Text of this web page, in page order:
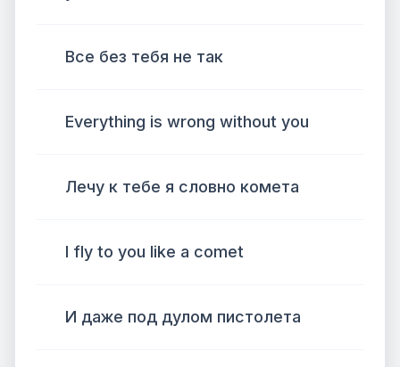
Все без тебя не так
Everything is wrong without you
Лечу к тебе я словно комета
I fly to you like a comet
И даже под дулом пистолета